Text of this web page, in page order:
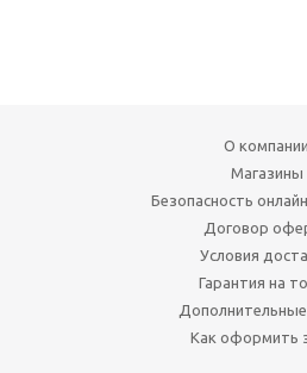
О компании
Магазины
Безопасность
Договор
Условия
Гарантия на
Дополнительные
Как оформить